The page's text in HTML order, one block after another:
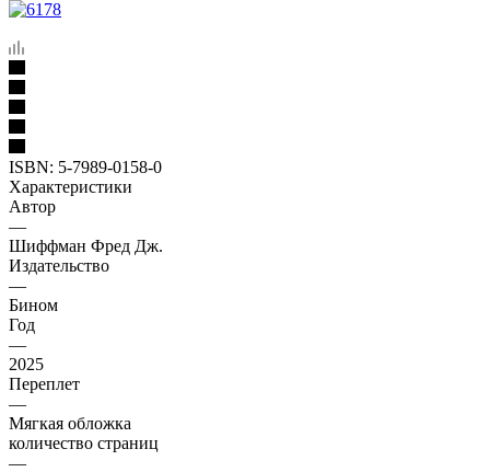
ISBN: 5-7989-0158-0
Характеристики
Автор
—
Шиффман Фред Дж.
Издательство
—
Бином
Год
—
2025
Переплет
—
Мягкая обложка
количество страниц
—